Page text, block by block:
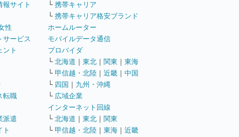
報サイト
性
サービス
ント
転職
派遣
ト
└ 携帯キャリア
└ 携帯キャリア格安ブランド
ホームルーター
モバイルデータ通信
プロバイダ
└ 北海道 ｜ 東北 ｜ 関東 ｜ 東海
└ 甲信越・北陸 ｜ 近畿 ｜ 中国
└ 四国 ｜ 九州・沖縄
└ 広域企業
インターネット回線
└ 北海道 ｜ 東北 ｜ 関東
└ 甲信越・北陸 ｜ 東海 ｜ 近畿